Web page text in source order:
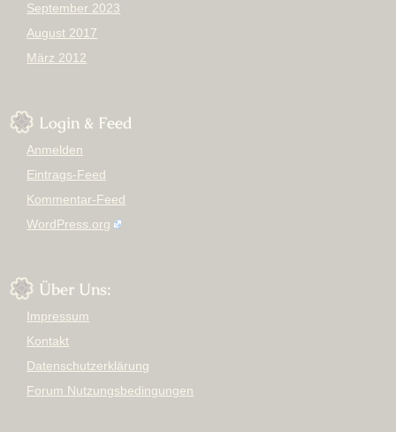
September 2023
August 2017
März 2012
Login & Feed
Anmelden
Eintrags-Feed
Kommentar-Feed
WordPress.org
Über Uns:
Impressum
Kontakt
Datenschutzerklärung
Forum Nutzungsbedingungen